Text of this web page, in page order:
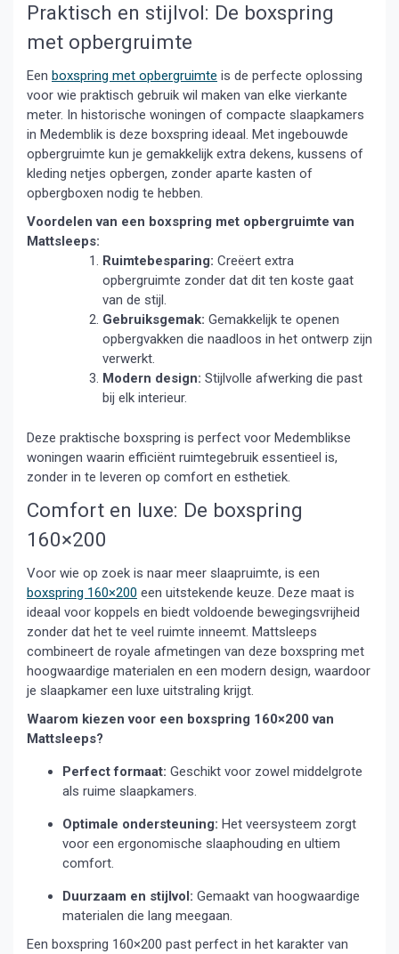
Praktisch en stijlvol: De boxspring
met opbergruimte
Een boxspring met opbergruimte is de perfecte oplossing
voor wie praktisch gebruik wil maken van elke vierkante
meter. In historische woningen of compacte slaapkamers
in Medemblik is deze boxspring ideaal. Met ingebouwde
opbergruimte kun je gemakkelijk extra dekens, kussens of
kleding netjes opbergen, zonder aparte kasten of
opbergboxen nodig te hebben.
Voordelen van een boxspring met opbergruimte van
Mattsleeps:
Ruimtebesparing: Creëert extra
opbergruimte zonder dat dit ten koste gaat
van de stijl.
Gebruiksgemak: Gemakkelijk te openen
opbergvakken die naadloos in het ontwerp zijn
verwerkt.
Modern design: Stijlvolle afwerking die past
bij elk interieur.
Deze praktische boxspring is perfect voor Medemblikse
woningen waarin efficiënt ruimtegebruik essentieel is,
zonder in te leveren op comfort en esthetiek.
Comfort en luxe: De boxspring
160×200
Voor wie op zoek is naar meer slaapruimte, is een
boxspring 160×200 een uitstekende keuze. Deze maat is
ideaal voor koppels en biedt voldoende bewegingsvrijheid
zonder dat het te veel ruimte inneemt. Mattsleeps
combineert de royale afmetingen van deze boxspring met
hoogwaardige materialen en een modern design, waardoor
je slaapkamer een luxe uitstraling krijgt.
Waarom kiezen voor een boxspring 160×200 van
Mattsleeps?
Perfect formaat: Geschikt voor zowel middelgrote
als ruime slaapkamers.
Optimale ondersteuning: Het veersysteem zorgt
voor een ergonomische slaaphouding en ultiem
comfort.
Duurzaam en stijlvol: Gemaakt van hoogwaardige
materialen die lang meegaan.
Een boxspring 160×200 past perfect in het karakter van